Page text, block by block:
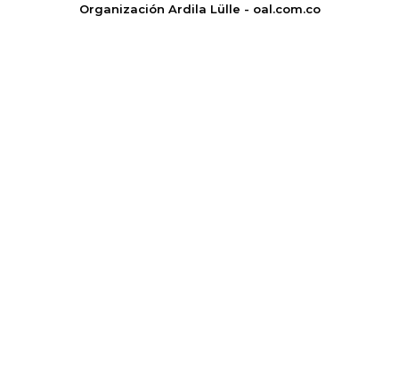
Organización Ardila Lülle - oal.com.co